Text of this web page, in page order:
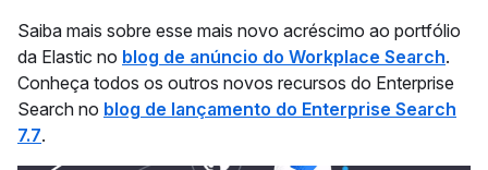
Saiba mais sobre esse mais novo acréscimo ao portfólio
da Elastic no blog de anúncio do Workplace Search.
Conheça todos os outros novos recursos do Enterprise
Search no blog de lançamento do Enterprise Search
7.7.